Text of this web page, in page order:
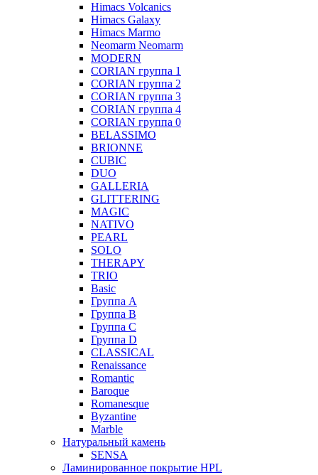
Himacs Volcanics
Himacs Galaxy
Himacs Marmo
Neomarm Neomarm
MODERN
CORIAN группа 1
CORIAN группа 2
CORIAN группа 3
CORIAN группа 4
CORIAN группа 0
BELASSIMO
BRIONNE
CUBIC
DUO
GALLERIA
GLITTERING
MAGIC
NATIVO
PEARL
SOLO
THERAPY
TRIO
Basic
Группа А
Группа B
Группа С
Группа D
CLASSICAL
Renaissance
Romantic
Baroque
Romanesque
Byzantine
Marble
Натуральный камень
SENSA
Ламинированное покрытие HPL